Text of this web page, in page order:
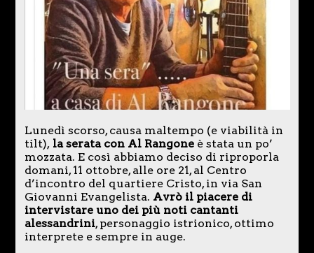
Lunedì scorso, causa maltempo (e viabilità in
tilt),la serata con Al Rangoneè stata un po’
mozzata. E così abbiamo deciso di riproporla
domani, 11 ottobre, alle ore 21, al Centro
d’incontro del quartiere Cristo, in via San
Giovanni Evangelista. Avrò il piacere di
intervistare uno dei più noti cantanti
alessandrini, personaggio istrionico, ottimo
interprete e sempre in auge.